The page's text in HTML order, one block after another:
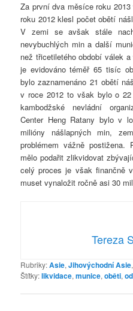
Za první dva měsíce roku
roku 2012 klesl počet obětí
V zemi se avšak stále
nevybuchlých min a další
než třicetiletého období válek
je evidováno téměř 65 tisíc
bylo zaznamenáno 21 obětí
v roce 2012 to však bylo o
kambodžské nevládní
Center Heng Ratany bylo v
milióny nášlapných min,
problémem vážně
mělo podařit zlikvidovat
celý proces je však finančně
muset vynaložit ročně asi 30
Tereza
Rubriky:Asie,Jihovýchodní Asie
Štítky:likvidace,munice,oběti,